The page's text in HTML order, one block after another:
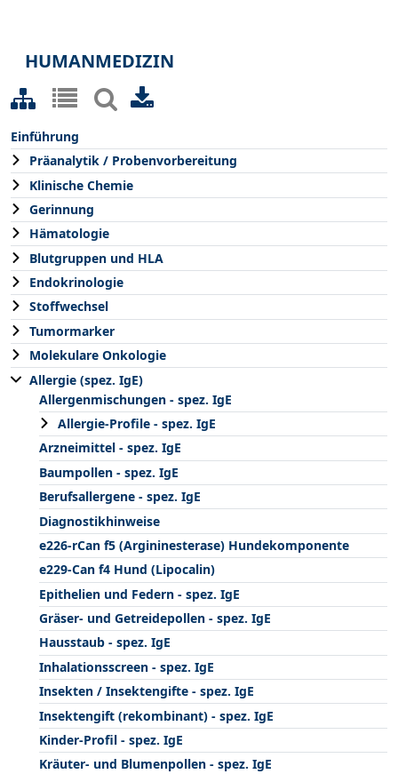
HUMANMEDIZIN
Einführung
Präanalytik / Probenvorbereitung
Klinische Chemie
Gerinnung
Hämatologie
Blutgruppen und HLA
Endokrinologie
Stoffwechsel
Tumormarker
Molekulare Onkologie
Allergie (spez. IgE)
Allergenmischungen - spez. IgE
Allergie-Profile - spez. IgE
Arzneimittel - spez. IgE
Baumpollen - spez. IgE
Berufsallergene - spez. IgE
Diagnostikhinweise
e226-rCan f5 (Argininesterase) Hundekomponente
e229-Can f4 Hund (Lipocalin)
Epithelien und Federn - spez. IgE
Gräser- und Getreidepollen - spez. IgE
Hausstaub - spez. IgE
Inhalationsscreen - spez. IgE
Insekten / Insektengifte - spez. IgE
Insektengift (rekombinant) - spez. IgE
Kinder-Profil - spez. IgE
Kräuter- und Blumenpollen - spez. IgE